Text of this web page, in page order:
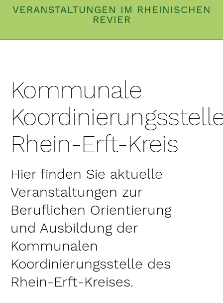
Kontakt
VERANSTALTUNGEN IM RHEINISCHEN
REVIER
Kommunale
Rhein-Erft-Kreis
Hier finden Sie aktuelle
Veranstaltungen zur
Beruflichen Orientierung
und Ausbildung der
Kommunalen
Koordinierungsstelle des
Rhein-Erft-Kreises.